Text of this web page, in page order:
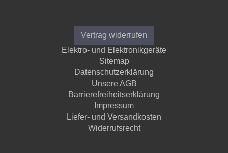
Vertrag widerrufen
Elektro- und Elektronikgeräte
Sitemap
Datenschutzerklärung
Unsere AGB
Barrierefreiheitserklärung
Impressum
Liefer- und Versandkosten
Widerrufsrecht